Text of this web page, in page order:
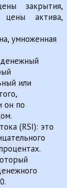
закрытия,
цены актива,
умноженная
или
он по
(RSI): это